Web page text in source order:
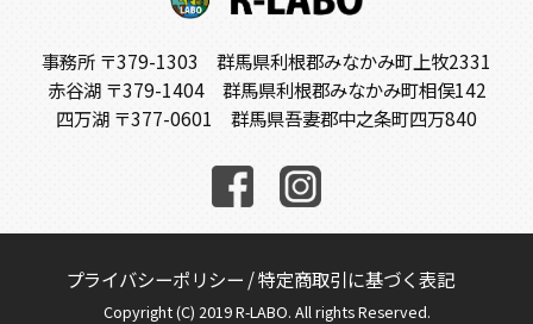
事務所 〒379-1303 群馬県利根郡みなかみ町上牧2331
赤谷湖 〒379-1404 群馬県利根郡みなかみ町相俣142
四万湖 〒377-0601 群馬県吾妻郡中之条町四万840
プライバシーポリシー /特定商取引に基づく表記
Copyright (C) 2019 R-LABO. All rights Reserved.